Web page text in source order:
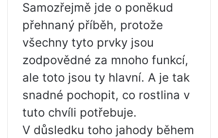
Samozřejmě jde o poněkud
přehnaný příběh, protože
všechny tyto prvky jsou
zodpovědné za mnoho funkcí,
ale toto jsou ty hlavní. A je tak
snadné pochopit, co rostlina v
tuto chvíli potřebuje.
V důsledku toho jahody během